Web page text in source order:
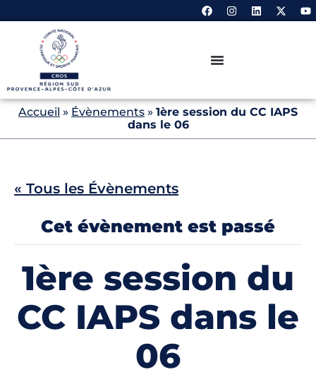
Accueil » Évènements » 1ère session du CC IAPS
dans le 06
« Tous les Évènements
Cet évènement est passé
1ère session du
CC IAPS dans le
06